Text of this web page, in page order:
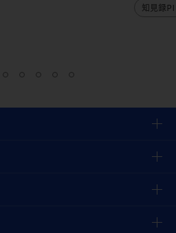
知見録